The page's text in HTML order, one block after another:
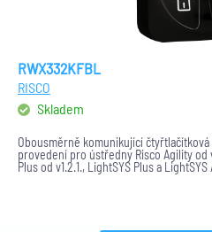
RWX332KFBL
RISCO
Skladem
Obousměrně komunikující
provedení pro ústředny Risco Agility od
Plus od v1.2.1., LightSYS Plus a LightSYS